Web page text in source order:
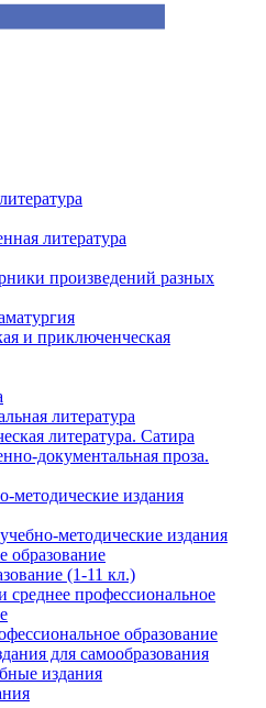
литература
произведений разных
и приключенческая
литература
литература. Сатира
документальная проза.
методические издания
методические издания
образование
(1-11 кл.)
среднее профессиональное
образование
для самообразования
издания